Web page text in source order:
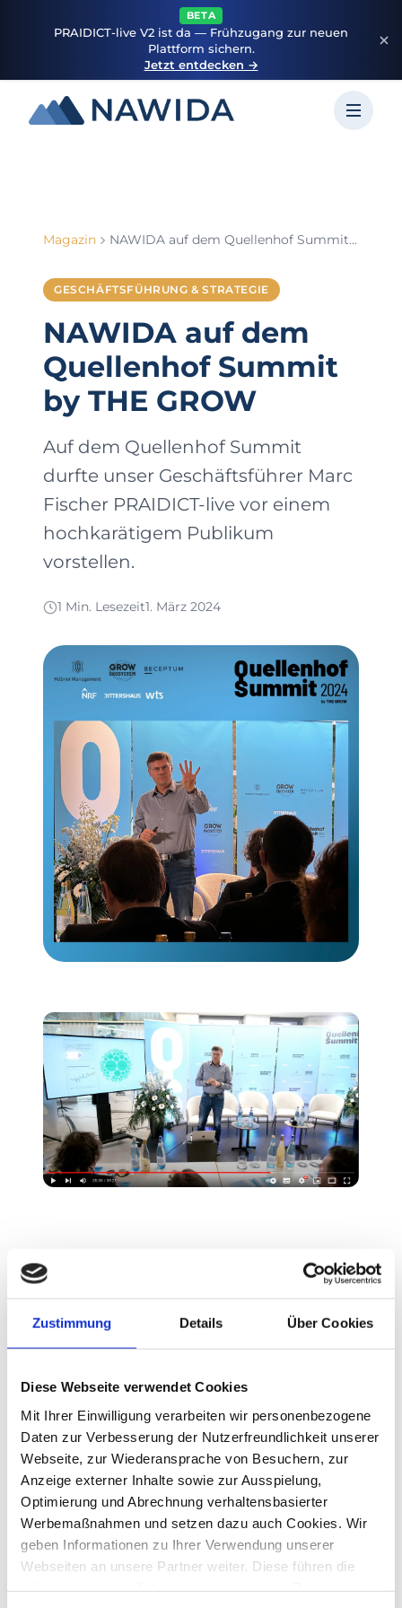
BETA
PRAIDICT-live V2 ist da — Frühzugang zur neuen
Plattform sichern.
Jetzt entdecken →
Zustimmung Details Über Cookies
Diese Webseite verwendet Cookies
Mit Ihrer Einwilligung verarbeiten wir personenbezogene
Daten zur Verbesserung der Nutzerfreundlichkeit unserer
Webseite, zur Wiederansprache von Besuchern, zur
Anzeige externer Inhalte sowie zur Ausspielung,
Optimierung und Abrechnung verhaltensbasierter
Werbemaßnahmen und setzen dazu auch Cookies. Wir
geben Informationen zu Ihrer Verwendung unserer
Webseiten an unsere Partner weiter. Diese führen die
Magazin NAWIDA auf dem Quellenhof Summit by THE GROW
GESCHÄFTSFÜHRUNG & STRATEGIE
NAWIDA auf dem
Quellenhof Summit
by THE GROW
Auf dem Quellenhof Summit
durfte unser Geschäftsführer Marc
Fischer PRAIDICT-live vor einem
hochkarätigem Publikum
vorstellen.
1 Min. Lesezeit1. März 2024
Jan Tillmann
begeistere mich für Daten und das Thema
der künstlichen Intelligenz.
Zurück zum Magazin